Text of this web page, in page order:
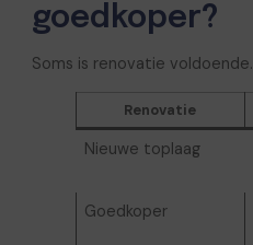
goedkoper?
Soms is renovatie voldoende.
Renovatie
Nieuwe toplaag
Goedkoper